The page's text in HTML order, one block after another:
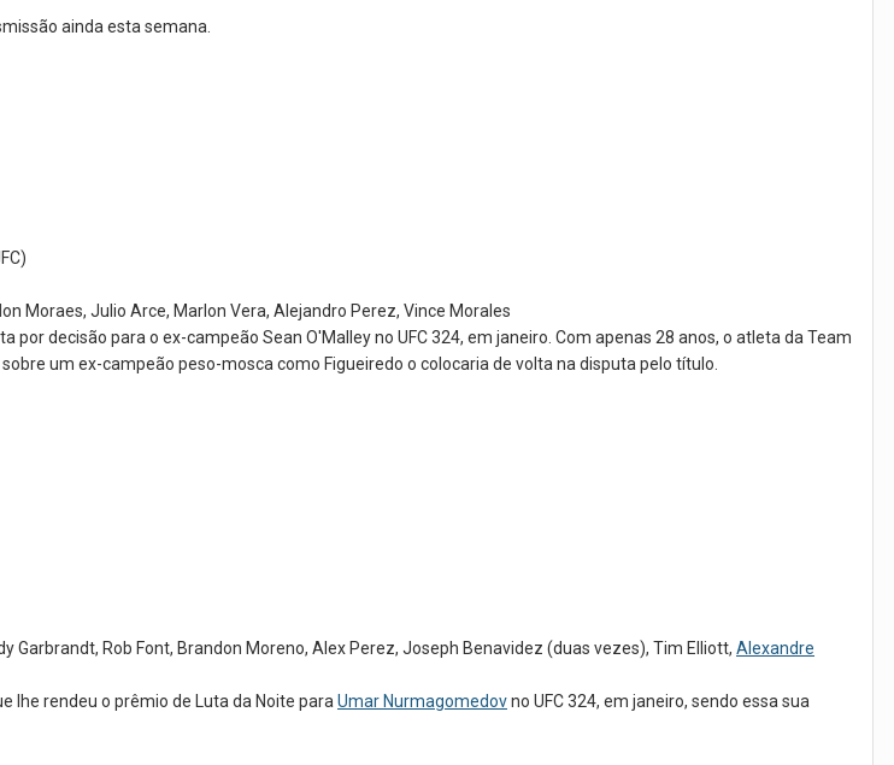
ainda esta semana.
Moraes, Julio Arce, Marlon Vera, Alejandro Perez, Vince Morales
por decisão para o ex-campeão Sean O'Malley no UFC 324, em janeiro. Com apenas 28 anos, o atleta da Team
um ex-campeão peso-mosca como Figueiredo o colocaria de volta na disputa pelo título.
Garbrandt, Rob Font, Brandon Moreno, Alex Perez, Joseph Benavidez (duas vezes), Tim Elliott, Alexandre
lhe rendeu o prêmio de Luta da Noite para Umar Nurmagomedovno UFC 324, em janeiro, sendo essa sua